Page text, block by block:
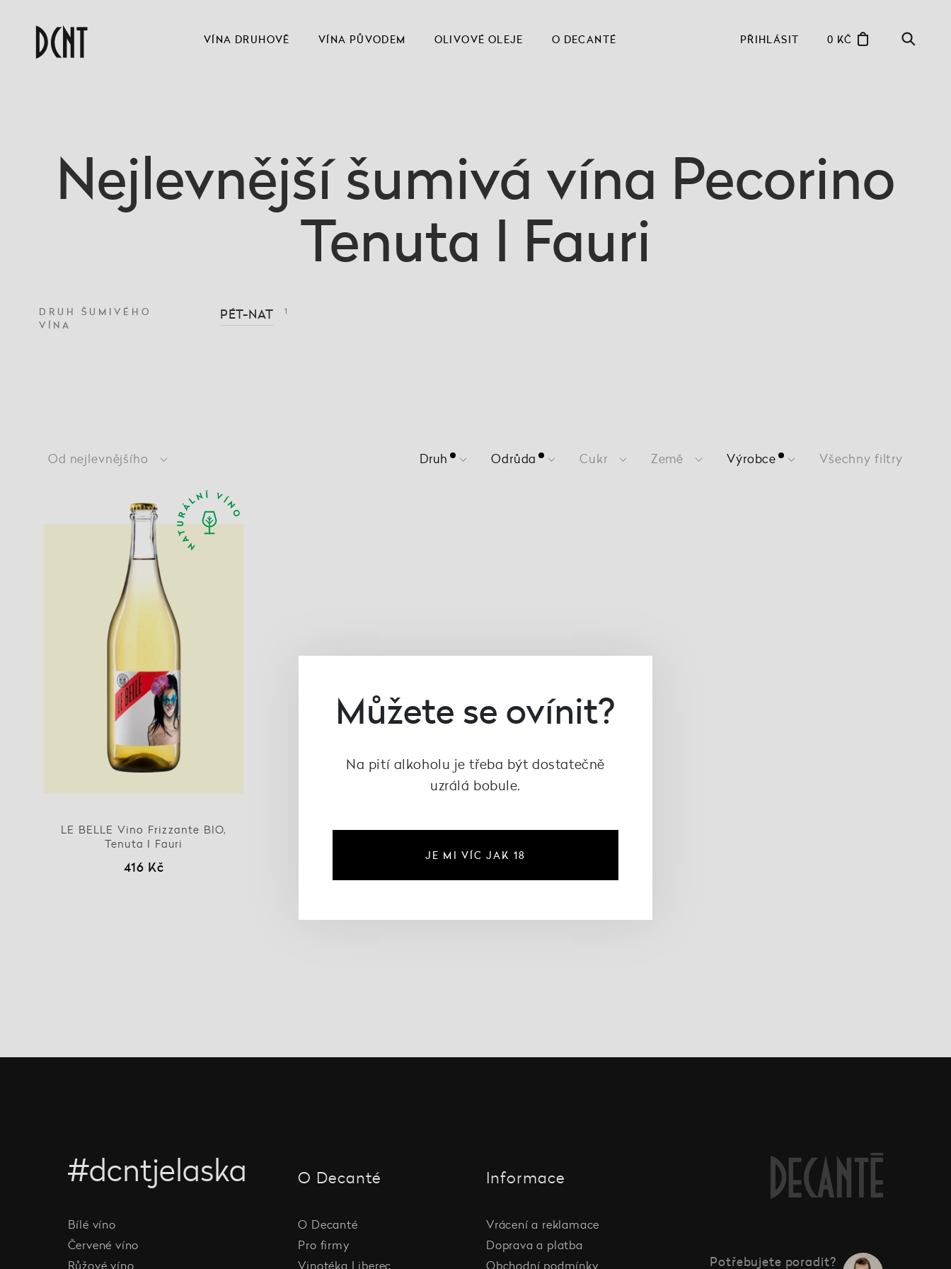
VÍNA DRUHOVĚ VÍNA PŮVODEM OLIVOVÉ OLEJE O DECANTÉ PŘIHLÁSIT 0 KČ
Nejlevnější šumivá vína Pecorino
Tenuta I Fauri
DRUH ŠUMIVÉHO
VÍNA
PÉT-NAT 1
Od nejlevnějšího Druh Odrůda Cukr Země Výrobce Všechny filtry
LE BELLE Vino Frizzante BIO,
Tenuta I Fauri
416 Kč
#dcntjelaska
Bílé víno
Červené víno
Růžové víno
O Decanté
O Decanté
Pro firmy
Vinotéka Liberec
Informace
Vrácení a reklamace
Doprava a platba
Obchodní podmínky
Potřebujete poradit?
Můžete se ovínit?
Na pití alkoholu je třeba být dostatečně
uzrálá bobule.
JE MI VÍC JAK 18